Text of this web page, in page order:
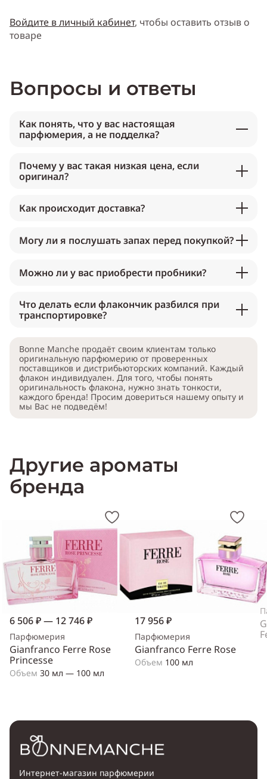
Войдите в личный кабинет, чтобы оставить отзыв о
товаре
Вопросы и ответы
Как понять, что у вас настоящая
парфюмерия, а не подделка?
Почему у вас такая низкая цена, если
оригинал?
Как происходит доставка?
Могу ли я послушать запах перед покупкой?
Можно ли у вас приобрести пробники?
Что делать если флакончик разбился при
транспортировке?
Bonne Manche продаёт своим клиентам только
оригинальную парфюмерию от проверенных
поставщиков и дистрибьюторских компаний. Каждый
флакон индивидуален. Для того, чтобы понять
оригинальность флакона, нужно знать тонкости,
каждого бренда! Просим довериться нашему опыту и
мы Вас не подведём!
Другие ароматы
бренда
6 506 ₽ — 12 746 ₽
Парфюмерия
Gianfranco Ferre Rose
Princesse
Объем 30 мл — 100 мл
17 956 ₽
Парфюмерия
Gianfranco Ferre Rose
Объем 100 мл
Интернет-магазин парфюмерии